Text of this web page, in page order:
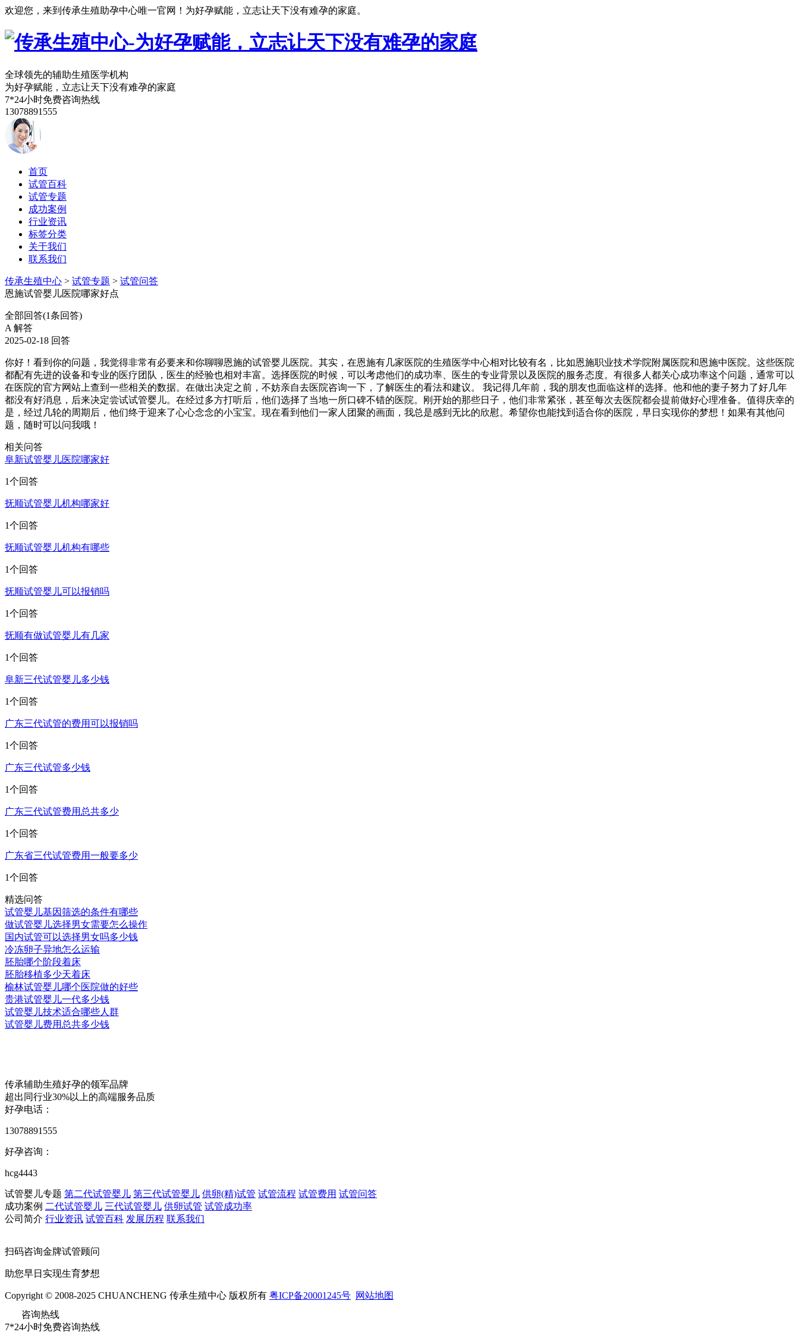
欢迎您，来到传承生殖助孕中心唯一官网！为好孕赋能，立志让天下没有难孕的家庭。
全球领先的辅助生殖医学机构
为好孕赋能，立志让天下没有难孕的家庭
7*24小时免费咨询热线
13078891555
首页
试管百科
试管专题
成功案例
行业资讯
标签分类
关于我们
联系我们
传承生殖中心 > 试管专题 > 试管问答
恩施试管婴儿医院哪家好点
全部回答(1条回答)
A 解答
2025-02-18 回答
你好！看到你的问题，我觉得非常有必要来和你聊聊恩施的试管婴儿医院。其实，在恩施有几家医院的生殖医学中心相对比较有名，比如恩施职业技术学院附属医院和恩施中医院。这些医院
都配有先进的设备和专业的医疗团队，医生的经验也相对丰富。选择医院的时候，可以考虑他们的成功率、医生的专业背景以及医院的服务态度。有很多人都关心成功率这个问题，通常可以
在医院的官方网站上查到一些相关的数据。在做出决定之前，不妨亲自去医院咨询一下，了解医生的看法和建议。 我记得几年前，我的朋友也面临这样的选择。他和他的妻子努力了好几年
都没有好消息，后来决定尝试试管婴儿。在经过多方打听后，他们选择了当地一所口碑不错的医院。刚开始的那些日子，他们非常紧张，甚至每次去医院都会提前做好心理准备。值得庆幸的
是，经过几轮的周期后，他们终于迎来了心心念念的小宝宝。现在看到他们一家人团聚的画面，我总是感到无比的欣慰。希望你也能找到适合你的医院，早日实现你的梦想！如果有其他问
题，随时可以问我哦！
相关问答
阜新试管婴儿医院哪家好
1个回答
抚顺试管婴儿机构哪家好
1个回答
抚顺试管婴儿机构有哪些
1个回答
抚顺试管婴儿可以报销吗
1个回答
抚顺有做试管婴儿有几家
1个回答
阜新三代试管婴儿多少钱
1个回答
广东三代试管的费用可以报销吗
1个回答
广东三代试管多少钱
1个回答
广东三代试管费用总共多少
1个回答
广东省三代试管费用一般要多少
1个回答
精选问答
试管婴儿基因筛选的条件有哪些
做试管婴儿选择男女需要怎么操作
国内试管可以选择男女吗多少钱
冷冻卵子异地怎么运输
胚胎哪个阶段着床
胚胎移植多少天着床
榆林试管婴儿哪个医院做的好些
贵港试管婴儿一代多少钱
试管婴儿技术适合哪些人群
试管婴儿费用总共多少钱
传承辅助生殖好孕的领军品牌
超出同行业30%以上的高端服务品质
好孕电话：
13078891555
好孕咨询：
hcg4443
试管婴儿专题 第二代试管婴儿 第三代试管婴儿 供卵(精)试管 试管流程 试管费用 试管问答
成功案例 二代试管婴儿 三代试管婴儿 供卵试管 试管成功率
公司简介 行业资讯 试管百科 发展历程 联系我们
扫码咨询金牌试管顾问
助您早日实现生育梦想
Copyright © 2008-2025 CHUANCHENG 传承生殖中心 版权所有 粤ICP备20001245号 网站地图
咨询热线
7*24小时免费咨询热线